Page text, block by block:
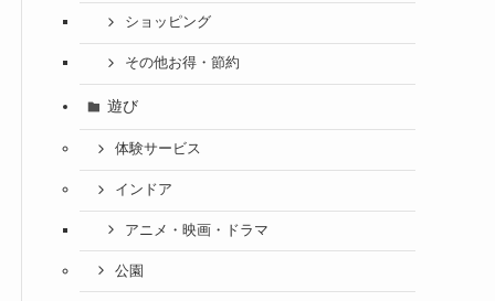
ショッピング
その他お得・節約
遊び
体験サービス
インドア
アニメ・映画・ドラマ
公園